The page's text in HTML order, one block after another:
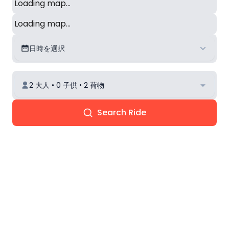
Loading map...
Loading map...
日時を選択
2 大人 • 0 子供 • 2 荷物
Search Ride